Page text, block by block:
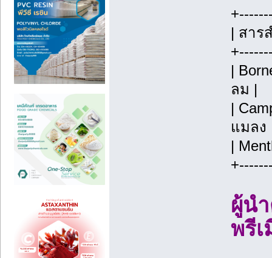
| สา
|
ลม |
|
แมล
|
ผู้น
พรี